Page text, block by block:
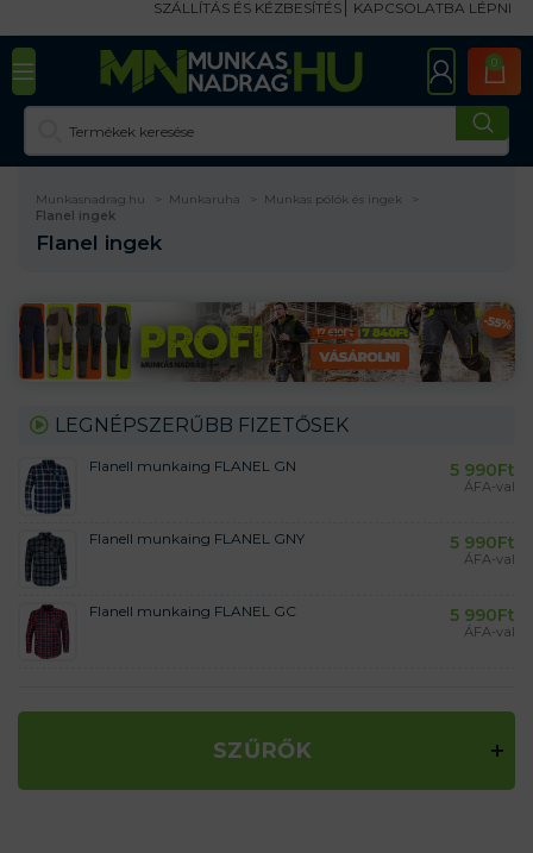
SZÁLLÍTÁS ÉS KÉZBESÍTÉS KAPCSOLATBA LÉPNI
0
Munkasnadrag.hu Munkaruha
Munkas pólók és ingek
Flanel ingek
Flanel ingek
LEGNÉPSZERŰBB FIZETŐSEK
Flanell munkaing FLANEL GN 5 990Ft
ÁFA-val
Flanell munkaing FLANEL GNY 5 990Ft
ÁFA-val
Flanell munkaing FLANEL GC 5 990Ft
ÁFA-val
SZŰRŐK